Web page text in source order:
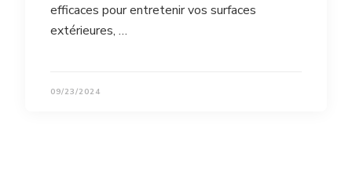
efficaces pour entretenir vos surfaces
extérieures, …
09/23/2024